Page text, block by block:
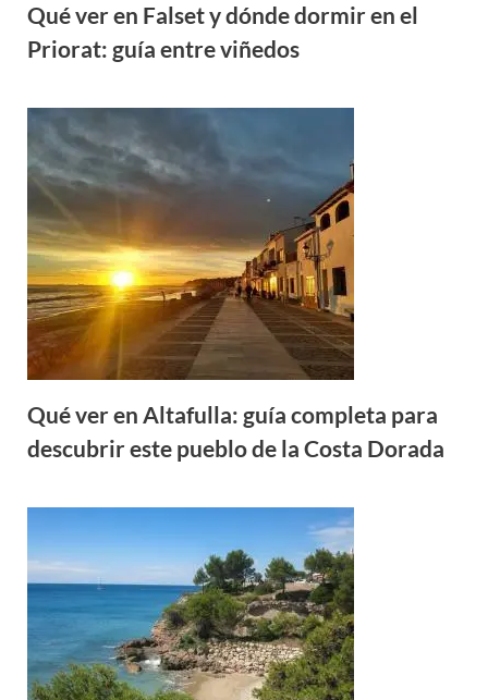
Qué ver en Falset y dónde dormir en el
Priorat: guía entre viñedos
Qué ver en Altafulla: guía completa para
descubrir este pueblo de la Costa Dorada